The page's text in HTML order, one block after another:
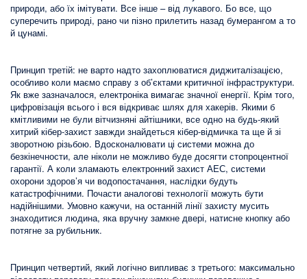
природи, або їх імітувати. Все інше – від лукавого. Бо все, що
суперечить природі, рано чи пізно прилетить назад бумерангом а то
й цунамі.
Принцип третій: не варто надто захоплюватися диджиталізацією,
особливо коли маємо справу з об’єктами критичної інфраструктури.
Як вже зазначалося, електроніка вимагає значної енергії. Крім того,
цифровізація всього і вся відкриває шлях для хакерів. Якими б
кмітливими не були вітчизняні айтішники, все одно на будь-який
хитрий кібер-захист завжди знайдеться кібер-відмичка та ще й зі
зворотною різьбою. Вдосконалювати ці системи можна до
безкінечности, але ніколи не можливо буде досягти стопроцентної
гарантії. А коли зламають електронний захист АЕС, системи
охорони здоров’я чи водопостачання, наслідки будуть
катастрофічними. Почасти аналогові технології можуть бути
надійнішими. Умовно кажучи, на останній лінії захисту мусить
знаходитися людина, яка вручну замкне двері, натисне кнопку або
потягне за рубильник.
Принцип четвертий, який логічно випливає з третього: максимально